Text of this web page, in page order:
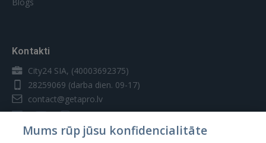
Kontakti
City24 SIA, (40003692375)
28259069 (darba dien. 09-17)
contact@getapro.lv
Mums rūp jūsu konfidencialitāte